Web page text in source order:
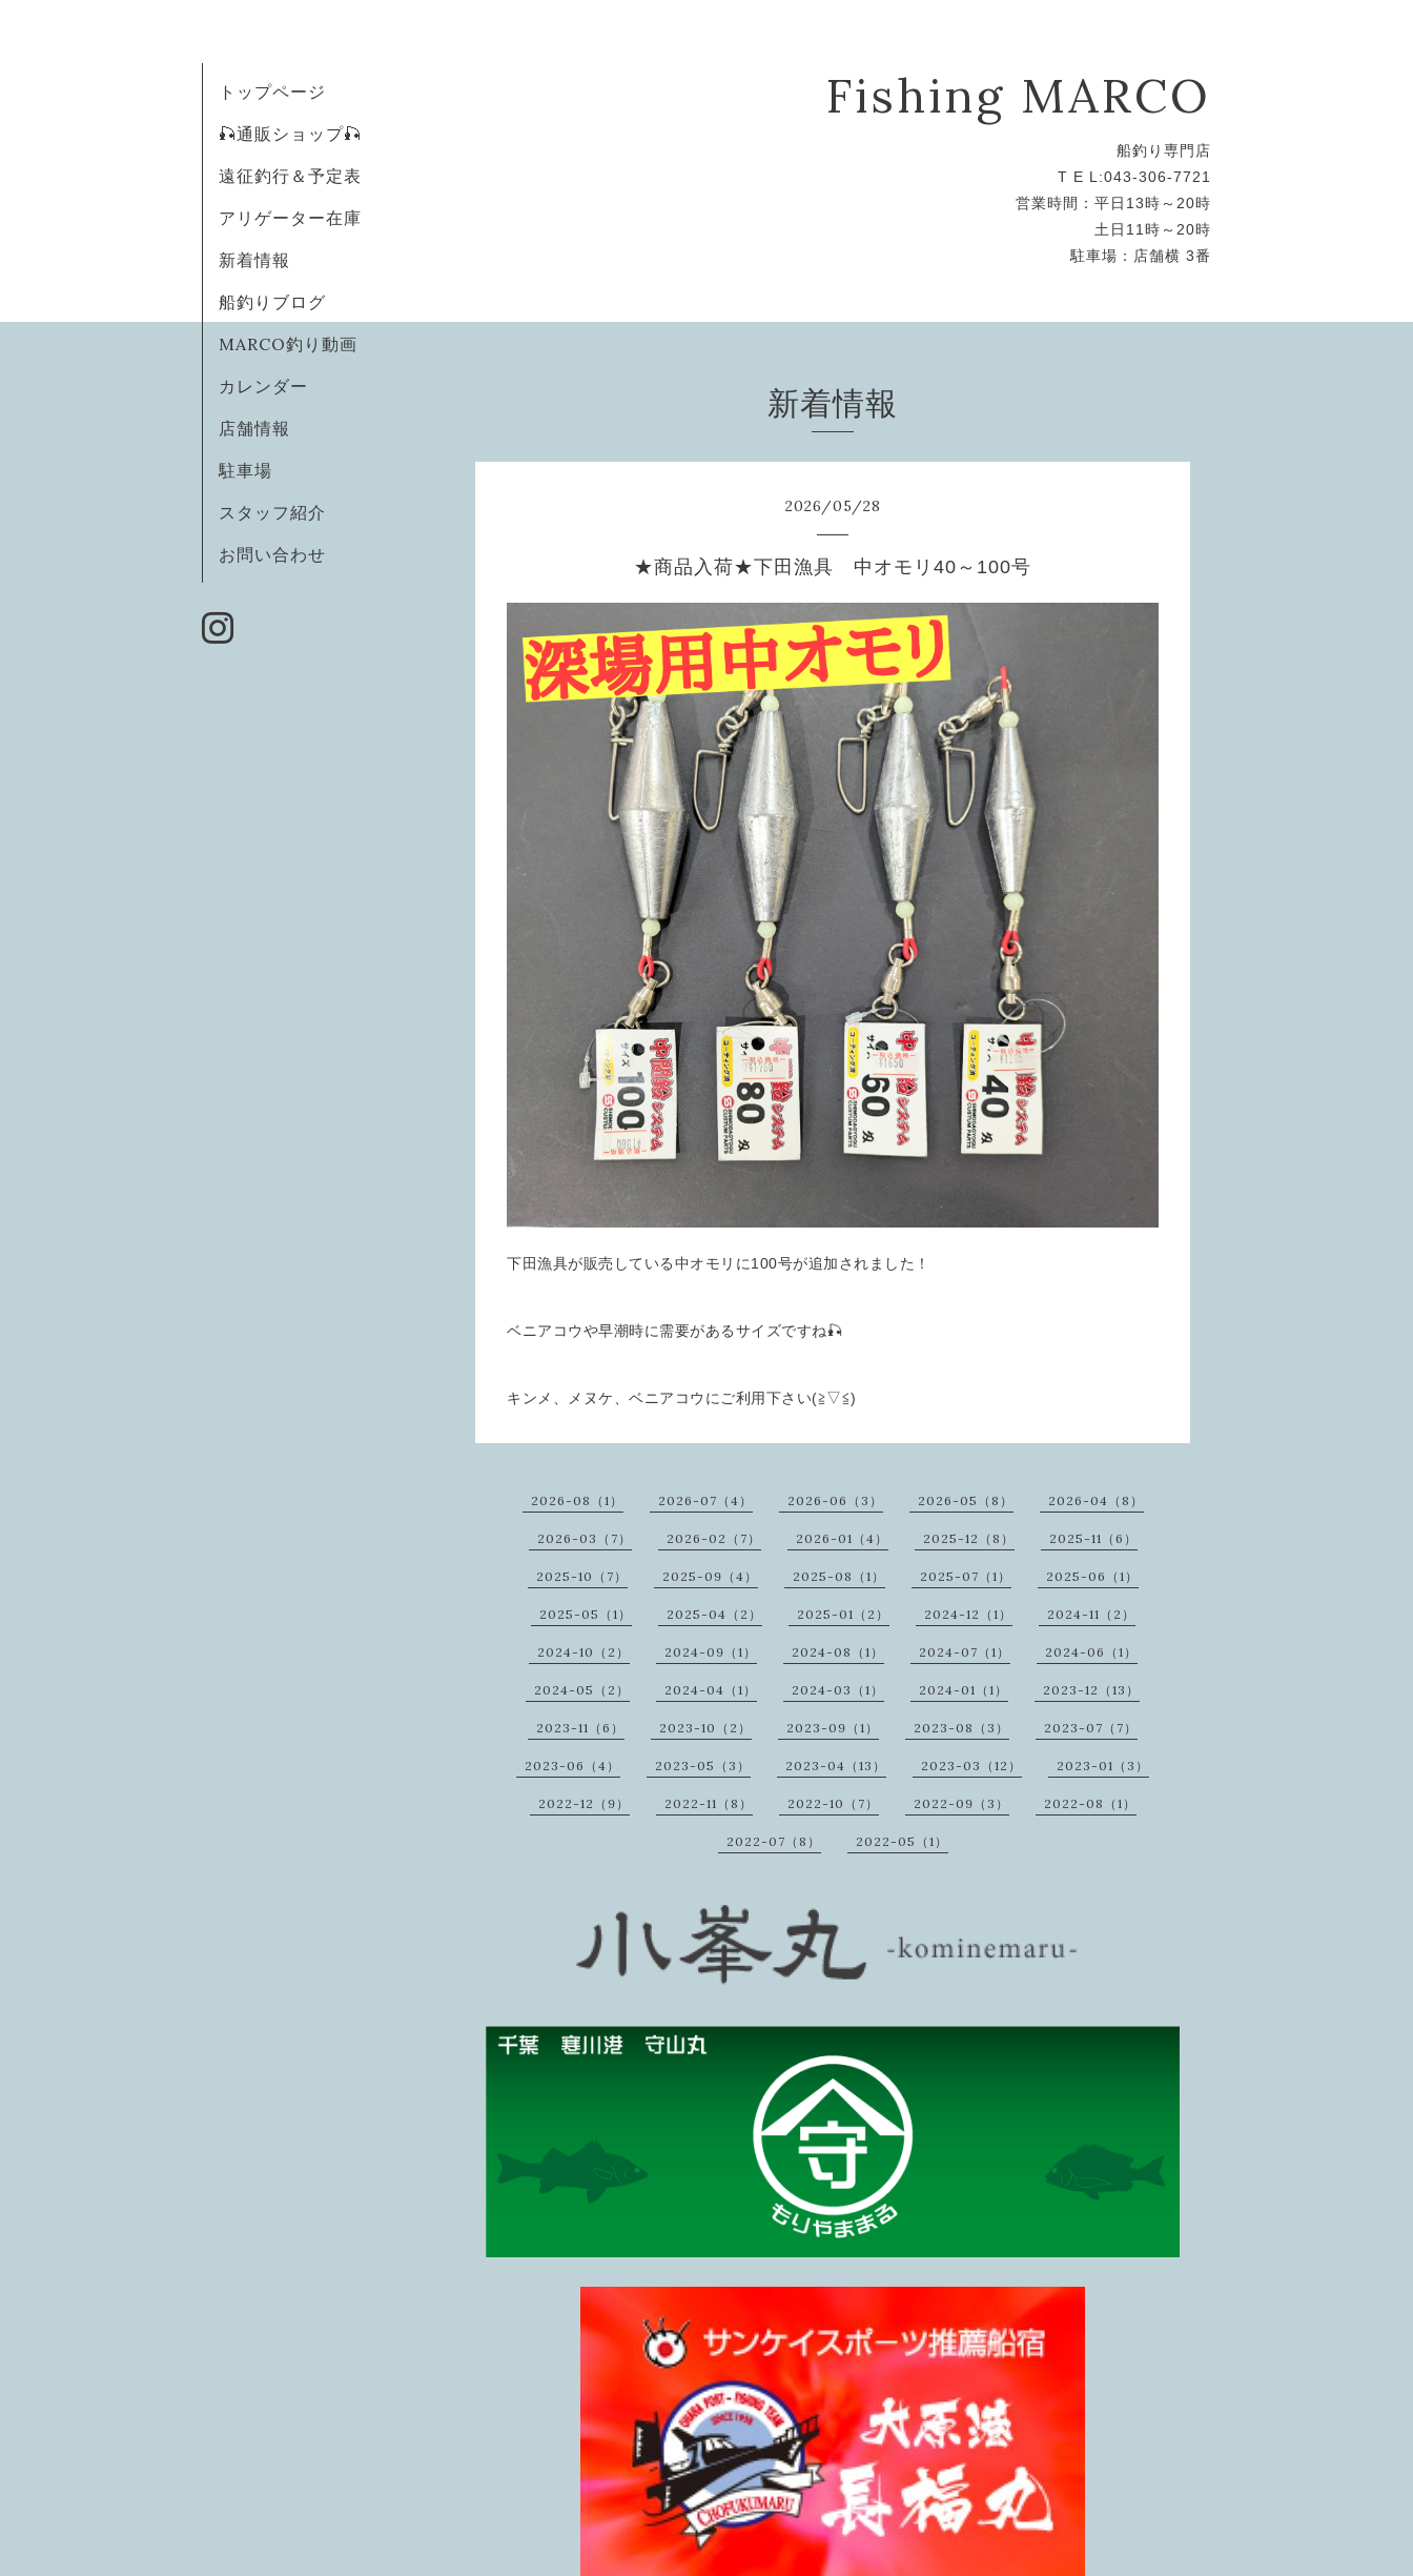
Fishing MARCO
船釣り専門店
T E L:043-306-7721
営業時間：平日13時～20時
土日11時～20時
駐車場：店舗横 3番
トップページ
🎣通販ショップ🎣
遠征釣行＆予定表
アリゲーター在庫
新着情報
船釣りブログ
MARCO釣り動画
カレンダー
店舗情報
駐車場
スタッフ紹介
お問い合わせ
新着情報
2026/05/28
★商品入荷★下田漁具 中オモリ40～100号
下田漁具が販売している中オモリに100号が追加されました！
ベニアコウや早潮時に需要があるサイズですね🎣
キンメ、メヌケ、ベニアコウにご利用下さい(≧▽≦)
2026-08（1） 2026-07（4） 2026-06（3） 2026-05（8） 2026-04（8）
2026-03（7） 2026-02（7） 2026-01（4） 2025-12（8） 2025-11（6）
2025-10（7） 2025-09（4） 2025-08（1） 2025-07（1） 2025-06（1）
2025-05（1） 2025-04（2） 2025-01（2） 2024-12（1） 2024-11（2）
2024-10（2） 2024-09（1） 2024-08（1） 2024-07（1） 2024-06（1）
2024-05（2） 2024-04（1） 2024-03（1） 2024-01（1） 2023-12（13）
2023-11（6） 2023-10（2） 2023-09（1） 2023-08（3） 2023-07（7）
2023-06（4） 2023-05（3） 2023-04（13） 2023-03（12） 2023-01（3）
2022-12（9） 2022-11（8） 2022-10（7） 2022-09（3） 2022-08（1）
2022-07（8） 2022-05（1）